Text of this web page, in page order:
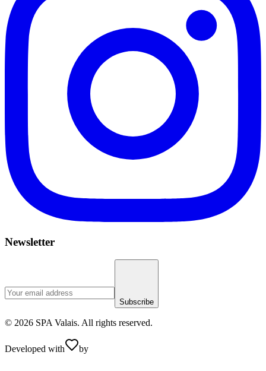
Newsletter
Subscribe
© 2026 SPA Valais. All rights reserved.
Developed with by